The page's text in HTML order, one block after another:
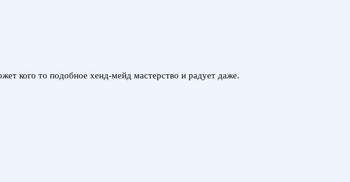
кого то подобное хенд-мейд мастерство и радует даже.